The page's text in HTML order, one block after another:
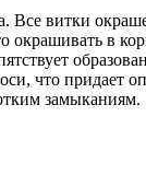
витки
в
что придает
замыканиям.